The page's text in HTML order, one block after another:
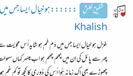
شفیق خلش
Khalish
غزل ہو خیال ایسا جس میں دَم خَم ہو شاید اُس محوِیّت
پھر سے پائل کی اِن میں چھم چھم ہو اب میسّر کہاں سہولت